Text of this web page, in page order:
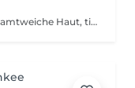
Sanfte Pflege für Ihre Hände und Füße. Samtweiche Haut, tiefe Entspannung und intensive Regeneration. Die Behandlung umfasst ein Peeling, eine wohltuende Massage, Paraffintherapie und reichhaltige Cremepflege.